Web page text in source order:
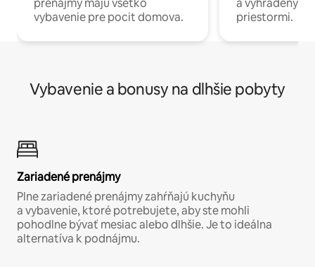
prenájmy majú všetko
vybavenie pre pocit domova.
a
priestormi.
Vybavenie a bonusy na dlhšie pobyty
Zariadené prenájmy
Plne zariadené prenájmy zahŕňajú kuchyňu
a vybavenie, ktoré potrebujete, aby ste mohli
pohodlne bývať mesiac alebo dlhšie. Je to ideálna
alternatíva k podnájmu.